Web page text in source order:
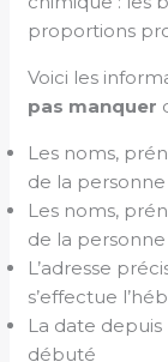
proportions
Voici les
pas manquer
Les noms,
de la
Les noms,
de la
L’adresse
s’effectue
La date
débuté